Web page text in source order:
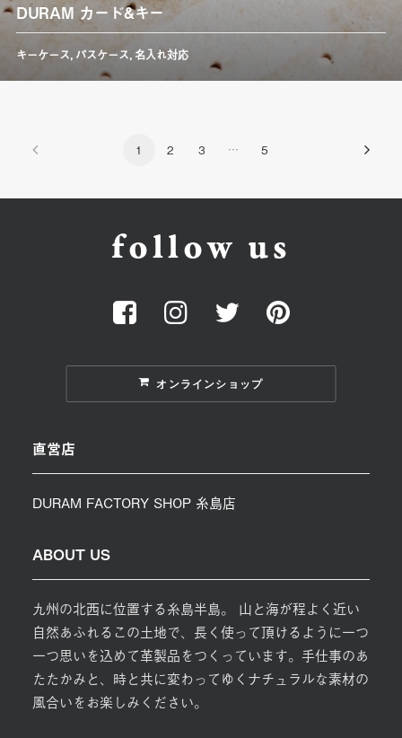
DURAM カード&キー
キーケース, パスケース,名入れ対応
1 2 3 … 5
follow us
オンラインショップ
直営店
DURAM FACTORY SHOP 糸島店
ABOUT US
九州の北西に位置する糸島半島。 山と海が程よく近い
自然あふれるこの土地で、長く使って頂けるように一つ
一つ思いを込めて革製品をつくっています。手仕事のあ
たたかみと、時と共に変わってゆくナチュラルな素材の
風合いをお楽しみください。